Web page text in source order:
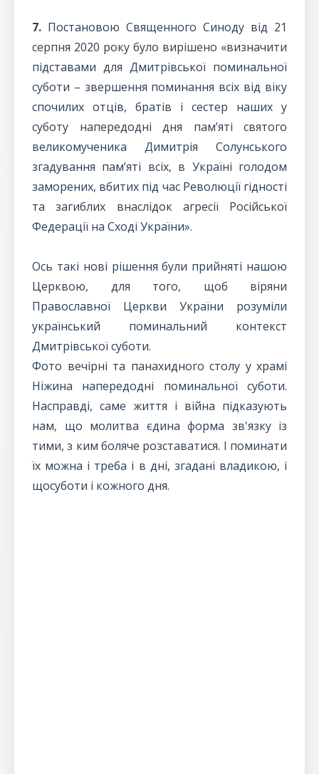
7. Постановою Священного Синоду від 21
серпня 2020 року було вирішено «визначити
підставами для Дмитрівської поминальної
суботи – звершення поминання всіх від віку
спочилих отців, братів і сестер наших у
суботу напередодні дня пам’яті святого
великомученика Димитрія Солунського
згадування пам’яті всіх, в Україні голодом
заморених, вбитих під час Революції гідності
та загиблих внаслідок агресії Російської
Федерації на Сході України».
Ось такі нові рішення були прийняті нашою
Церквою, для того, щоб віряни
Православної Церкви України розуміли
український поминальний контекст
Дмитрівської суботи.
Фото вечірні та панахидного столу у храмі
Ніжина напередодні поминальної суботи.
Насправді, саме життя і війна підказують
нам, що молитва єдина форма зв'язку із
тими, з ким боляче розставатися. І поминати
їх можна і треба і в дні, згадані владикою, і
щосуботи і кожного дня.